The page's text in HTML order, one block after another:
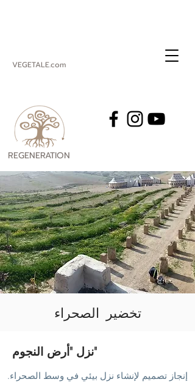
VEGETALE.com
REGENERATION
تخضير الصحراء
نزل "أرض النجوم"
إنجاز تصميم لإنشاء نزل بيئي في وسط الصحراء.